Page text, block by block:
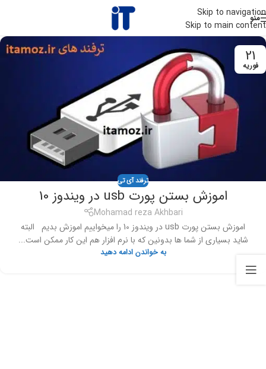
Skip to navigation
Skip to main content
منو
21
فوریه
ترفند آی تی
اموزش بستن پورت usb در ویندوز 10
Mohamad reza Akhbari
اموزش بستن پورت usb در ویندوز 10 را میخواییم اموزش بدیم البته
شاید بسیاری از شما ها بدونین که با نرم افزار هم این کار ممکن است...
به خواندن ادامه دهید